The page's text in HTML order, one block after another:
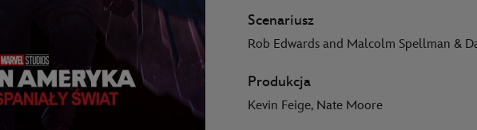
Scenariusz
Rob Edwards and Malcolm Spellman &
Produkcja
Kevin Feige, Nate Moore